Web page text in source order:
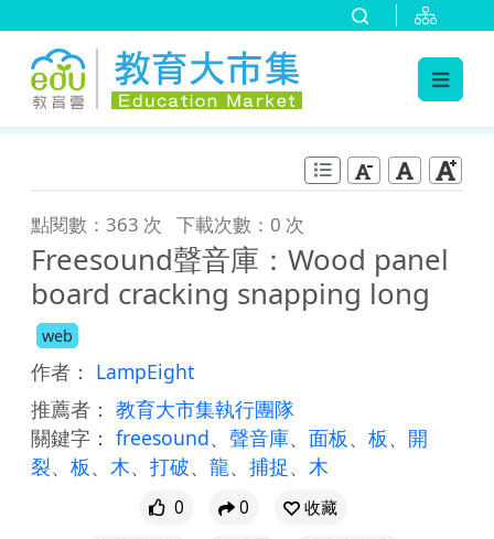
點閱數：363 次 下載次數：0 次
Freesound聲音庫：Wood panel
board cracking snapping long
web
作者： LampEight
推薦者： 教育大市集執行團隊
關鍵字： freesound、 聲音庫、 面板、 板、 開
裂、 板、 木、 打破、 龍、 捕捉、 木
0 0
收藏